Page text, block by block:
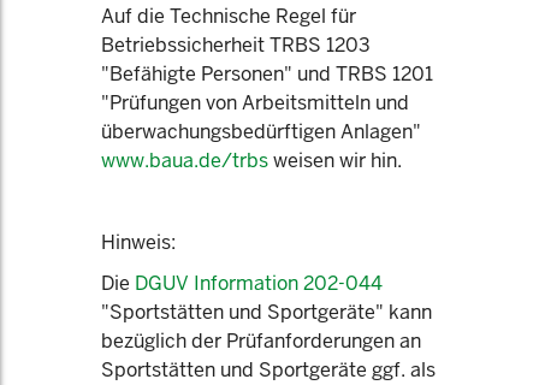
Auf die Technische Regel für
Betriebssicherheit TRBS 1203
"Befähigte Personen" und TRBS 1201
"Prüfungen von Arbeitsmitteln und
überwachungsbedürftigen Anlagen"
www.baua.de/trbsweisen wir hin.
Hinweis:
Die DGUV Information 202-044
"Sportstätten und Sportgeräte" kann
bezüglich der Prüfanforderungen an
Sportstätten und Sportgeräte ggf. als